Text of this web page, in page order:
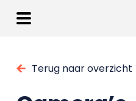
Terug naar overzicht